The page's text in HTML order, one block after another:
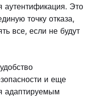
аутентификация. Это
точку отказа,
все, если не будут
и еще
адаптируемым